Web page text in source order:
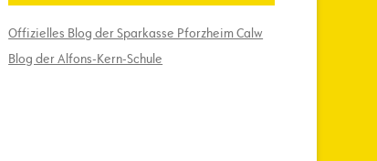
Offizielles Blog der Sparkasse Pforzheim Calw
Blog der Alfons-Kern-Schule